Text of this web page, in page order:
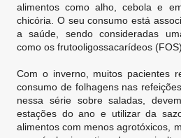
alimentos como alho, cebola e
chicória. O seu consumo está
a saúde, sendo consideradas
como os frutooligossacarídeos
Com o inverno, muitos pacientes
consumo de folhagens nas
nessa série sobre saladas,
estações do ano e utilizar da
alimentos com menos agrotóxicos,